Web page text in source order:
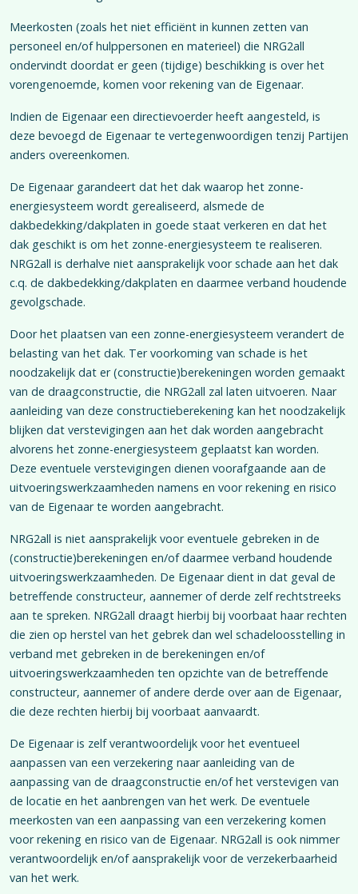
Meerkosten (zoals het niet efficiënt in kunnen zetten van
personeel en/of hulppersonen en materieel) die NRG2all
ondervindt doordat er geen (tijdige) beschikking is over het
vorengenoemde, komen voor rekening van de Eigenaar.
Indien de Eigenaar een directievoerder heeft aangesteld, is
deze bevoegd de Eigenaar te vertegenwoordigen tenzij Partijen
anders overeenkomen.
De Eigenaar garandeert dat het dak waarop het zonne-
energiesysteem wordt gerealiseerd, alsmede de
dakbedekking/dakplaten in goede staat verkeren en dat het
dak geschikt is om het zonne-energiesysteem te realiseren.
NRG2all is derhalve niet aansprakelijk voor schade aan het dak
c.q. de dakbedekking/dakplaten en daarmee verband houdende
gevolgschade.
Door het plaatsen van een zonne-energiesysteem verandert de
belasting van het dak. Ter voorkoming van schade is het
noodzakelijk dat er (constructie)berekeningen worden gemaakt
van de draagconstructie, die NRG2all zal laten uitvoeren. Naar
aanleiding van deze constructieberekening kan het noodzakelijk
blijken dat verstevigingen aan het dak worden aangebracht
alvorens het zonne-energiesysteem geplaatst kan worden.
Deze eventuele verstevigingen dienen voorafgaande aan de
uitvoeringswerkzaamheden namens en voor rekening en risico
van de Eigenaar te worden aangebracht.
NRG2all is niet aansprakelijk voor eventuele gebreken in de
(constructie)berekeningen en/of daarmee verband houdende
uitvoeringswerkzaamheden. De Eigenaar dient in dat geval de
betreffende constructeur, aannemer of derde zelf rechtstreeks
aan te spreken. NRG2all draagt hierbij bij voorbaat haar rechten
die zien op herstel van het gebrek dan wel schadeloosstelling in
verband met gebreken in de berekeningen en/of
uitvoeringswerkzaamheden ten opzichte van de betreffende
constructeur, aannemer of andere derde over aan de Eigenaar,
die deze rechten hierbij bij voorbaat aanvaardt.
De Eigenaar is zelf verantwoordelijk voor het eventueel
aanpassen van een verzekering naar aanleiding van de
aanpassing van de draagconstructie en/of het verstevigen van
de locatie en het aanbrengen van het werk. De eventuele
meerkosten van een aanpassing van een verzekering komen
voor rekening en risico van de Eigenaar. NRG2all is ook nimmer
verantwoordelijk en/of aansprakelijk voor de verzekerbaarheid
van het werk.